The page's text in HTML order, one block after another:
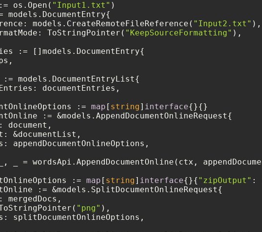
os.Open( "Input1.txt" )
models.DocumentEntry{
models.CreateRemoteFileReference(
"Input2.txt" ),
ToStringPointer(
"KeepSourceFormatting" ),
:= []models.DocumentEntry{
:= models.DocumentEntryList{
documentEntries,
:= map [ string] interface{}{}
:= &models.AppendDocumentOnlineRequest{
document,
&documentList,
appendDocumentOnlineOptions,
_ = wordsApi.AppendDocumentOnline(ctx,
:= map [ string] interface{}{ "zipOutput" :
:= &models.SplitDocumentOnlineRequest{
mergedDocs,
"png" ),
splitDocumentOnlineOptions,